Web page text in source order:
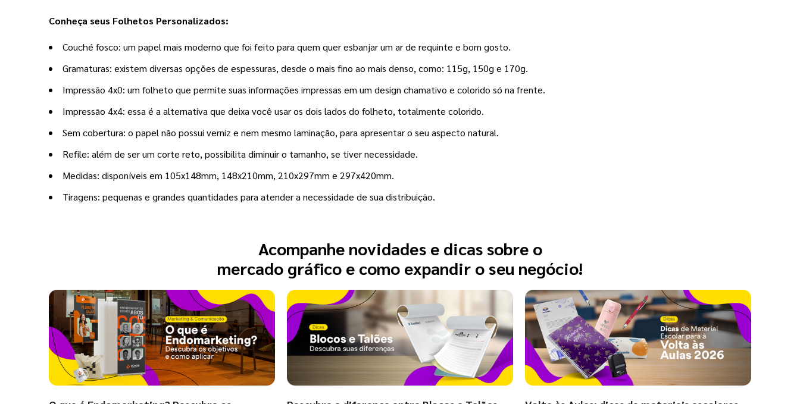
Conheça seus Folhetos Personalizados:
Couché fosco: um papel mais moderno que foi feito para quem quer esbanjar um ar de requinte e bom gosto.
Gramaturas: existem diversas opções de espessuras, desde o mais fino ao mais denso, como: 115g, 150g e 170g.
Impressão 4x0: um folheto que permite suas informações impressas em um design chamativo e colorido só na frente.
Impressão 4x4: essa é a alternativa que deixa você usar os dois lados do folheto, totalmente colorido.
Sem cobertura: o papel não possui verniz e nem mesmo laminação, para apresentar o seu aspecto natural.
Refile: além de ser um corte reto, possibilita diminuir o tamanho, se tiver necessidade.
Medidas: disponíveis em 105x148mm, 148x210mm, 210x297mm e 297x420mm.
Tiragens: pequenas e grandes quantidades para atender a necessidade de sua distribuição.
Acompanhe novidades e dicas sobre o
mercado gráfico e como expandir o seu negócio!